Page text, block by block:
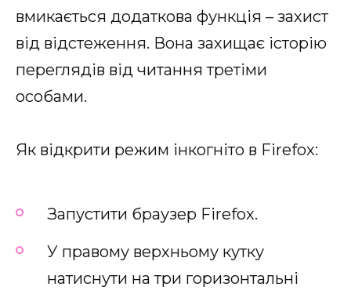
вмикається додаткова функція – захист
від відстеження. Вона захищає історію
переглядів від читання третіми
особами.
Як відкрити режим інкогніто в Firefox:
Запустити браузер Firefox.
У правому верхньому кутку
натиснути на три горизонтальні